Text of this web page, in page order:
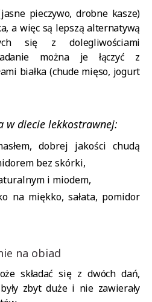
pieczywo, drobne kasze)
a więc są lepszą alternatywą
się z dolegliwościami
można je łączyć z
białka (chude mięso, jogurt
w diecie lekkostrawnej:
dobrej jakości chudą
bez skórki,
i miodem,
na miękko, sałata, pomidor
na obiad
składać się z dwóch dań,
zbyt duże i nie zawierały